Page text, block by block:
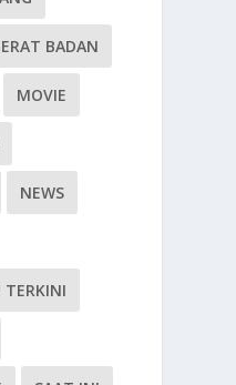
BADAN
MOVIE
NEWS
TERKINI